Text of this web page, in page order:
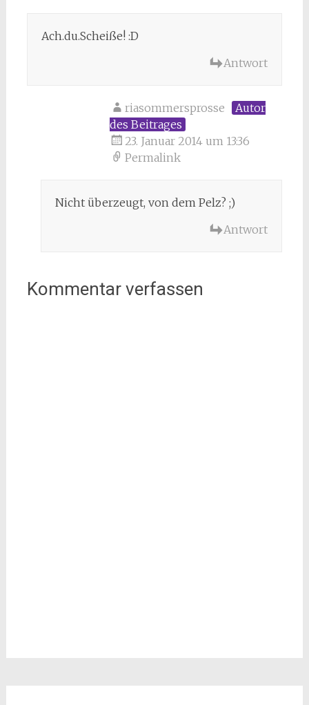
Ach.du.Scheiße! :D
Antwort
riasommersprosse
Autor
des Beitrages
23. Januar 2014 um 13:36
Permalink
Nicht überzeugt, von dem Pelz? ;)
Antwort
Kommentar verfassen